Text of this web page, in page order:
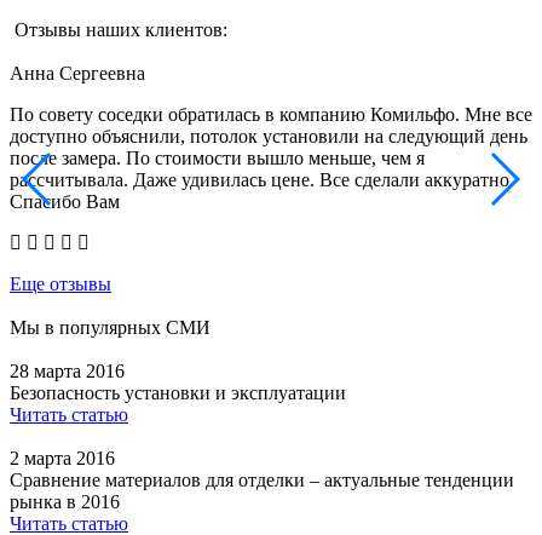
Отзывы наших клиентов:
Анна Сергеевна
По совету соседки обратилась в компанию Комильфо. Мне все
доступно объяснили, потолок установили на следующий день
после замера. По стоимости вышло меньше, чем я
рассчитывала. Даже удивилась цене. Все сделали аккуратно.
Спасибо Вам
Еще отзывы
Мы в популярных СМИ
28 марта 2016
Безопасность установки и эксплуатации
Читать статью
2 марта 2016
Сравнение материалов для отделки – актуальные тенденции
рынка в 2016
Читать статью